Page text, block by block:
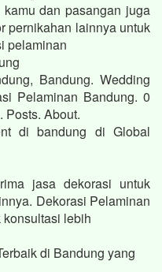
dan pasangan juga
pernikahan lainnya untuk
pelaminan
Bandung. Wedding
Pelaminan Bandung. 0
Posts. About.
di bandung di Global
jasa dekorasi untuk
Dekorasi Pelaminan
lebih
di Bandung yang